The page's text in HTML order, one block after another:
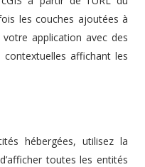
les couches ajoutées à
application avec des
affichant les
hébergées, utilisez la
toutes les entités